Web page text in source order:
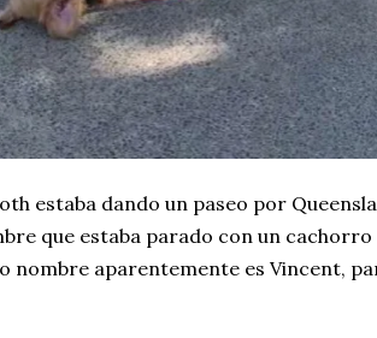
estaba dando un paseo por
que estaba parado con un cachorro
nombre aparentemente es Vincent,